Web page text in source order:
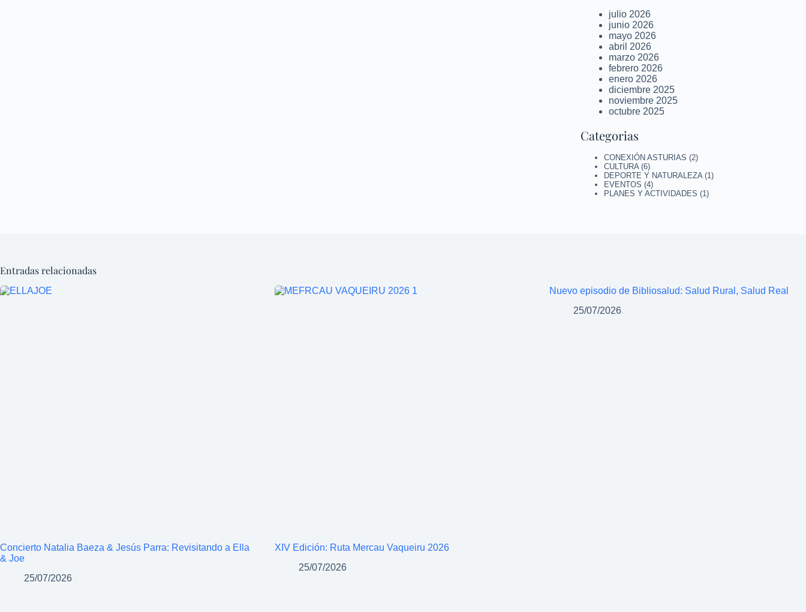
julio 2026
junio 2026
mayo 2026
abril 2026
marzo 2026
febrero 2026
enero 2026
diciembre 2025
noviembre 2025
octubre 2025
Categorias
CONEXIÓN ASTURIAS (2)
CULTURA(6)
DEPORTE Y NATURALEZA(1)
EVENTOS (4)
PLANES Y ACTIVIDADES (1)
Entradas relacionadas
Concierto Natalia Baeza & Jesús Parra: Revisitando a Ella
& Joe
25/07/2026
XIV Edición: Ruta Mercau Vaqueiru 2026
25/07/2026
Nuevo episodio de Bibliosalud: Salud Rural, Salud Real
25/07/2026